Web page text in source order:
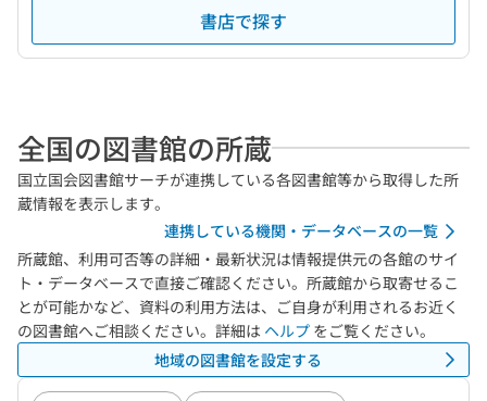
書店で探す
全国の図書館の所蔵
国立国会図書館サーチが連携している各図書館等から取得した所
蔵情報を表示します。
連携している機関・データベースの一覧
所蔵館、利用可否等の詳細・最新状況は情報提供元の各館のサイ
ト・データベースで直接ご確認ください。所蔵館から取寄せるこ
とが可能かなど、資料の利用方法は、ご自身が利用されるお近く
の図書館へご相談ください。詳細は ヘルプ をご覧ください。
地域の図書館を設定する